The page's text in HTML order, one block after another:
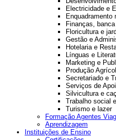
Electricidade e
Enquadramento
Finanças,
Floricultura e
Gestão e
Hotelaria e
Línguas e
Marketing e
Produção
Secretariado e
Serviços de
Silvicultura e
Trabalho social
Turismo e lazer
Formação Agentes
Aprendizagem
Instituições de Ensino